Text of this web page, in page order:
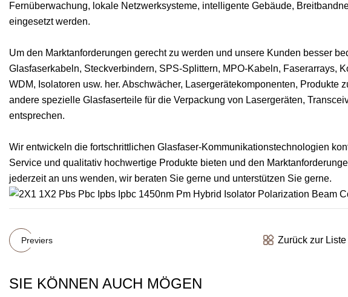
Fernüberwachung, lokale Netzwerksysteme, intelligente Gebäude,
eingesetzt werden.
Um den Marktanforderungen gerecht zu werden und unsere Kunden besser
Glasfaserkabeln, Steckverbindern, SPS-Splittern, MPO-Kabeln, Faserarrays,
WDM, Isolatoren usw. her. Abschwächer, Lasergerätekomponenten,
andere spezielle Glasfaserteile für die Verpackung von Lasergeräten,
entsprechen.
Wir entwickeln die fortschrittlichen Glasfaser-Kommunikationstechnologien
Service und qualitativ hochwertige Produkte bieten und den
jederzeit an uns wenden, wir beraten Sie gerne und unterstützen Sie gerne.
Previers Zurück zur Liste
SIE KÖNNEN AUCH MÖGEN